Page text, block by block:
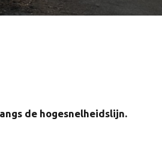
de hogesnelheidslijn.